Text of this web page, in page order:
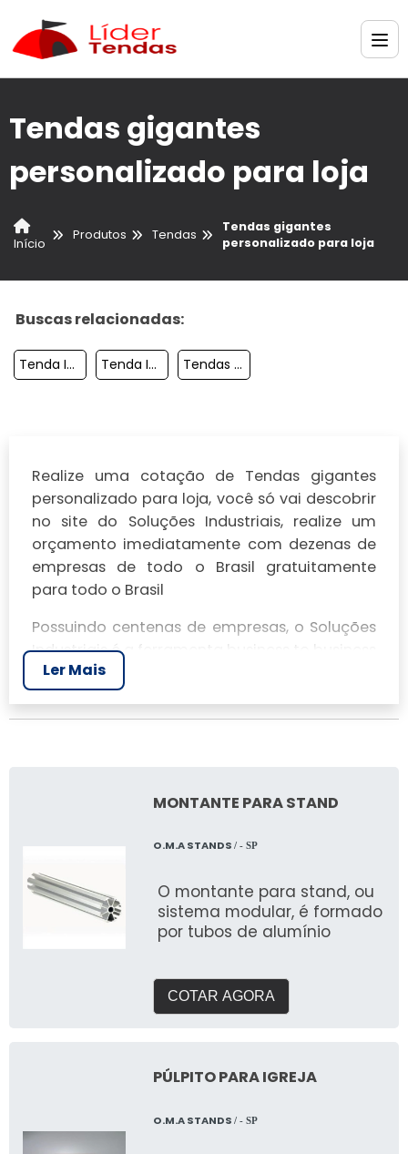
Tendas gigantes
personalizado para loja
Início
Produtos Tendas
Tendas gigantes
personalizado para loja
Buscas relacionadas:
Tenda Inflavel A Venda Tenda Inflavel Para Acao Promocional Tendas Gigantes Inflavel Para Acao Personalizado
Realize uma cotação de Tendas gigantes
personalizado para loja, você só vai descobrir
no site do Soluções Industriais, realize um
orçamento imediatamente com dezenas de
empresas de todo o Brasil gratuitamente
para todo o Brasil
Possuindo centenas de empresas, o Soluções
Industriais é a ferramenta business to business
mais completo da área industrial. Para
realizar um orçamento de Tendas gigantes
personalizado para loja, clique em um ou
Ler Mais
MONTANTE PARA STAND
O.M.A STANDS / - SP
O montante para stand, ou
sistema modular, é formado
por tubos de alumínio
COTAR AGORA
PÚLPITO PARA IGREJA
O.M.A STANDS / - SP